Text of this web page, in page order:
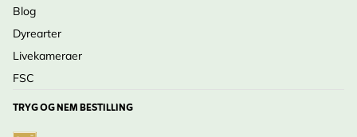
Blog
Dyrearter
Livekameraer
FSC
TRYG OG NEM BESTILLING